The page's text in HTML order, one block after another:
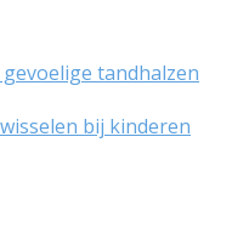
tandhalzen
bij kinderen